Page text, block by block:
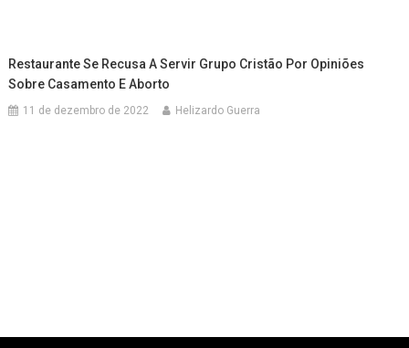
Restaurante Se Recusa A Servir Grupo Cristão Por Opiniões
Sobre Casamento E Aborto
11 de dezembro de 2022 Helizardo Guerra